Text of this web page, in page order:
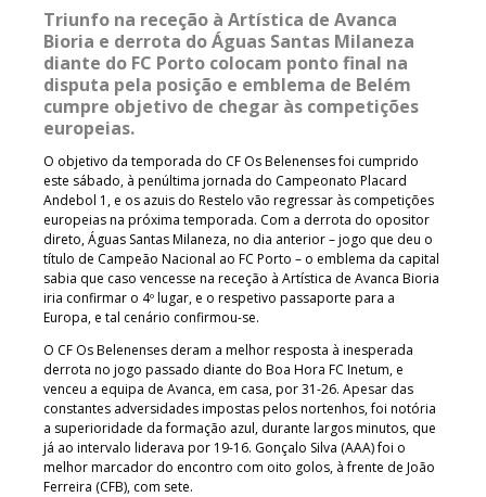
Triunfo na receção à Artística de Avanca
Bioria e derrota do Águas Santas Milaneza
diante do FC Porto colocam ponto final na
disputa pela posição e emblema de Belém
cumpre objetivo de chegar às competições
europeias.
O objetivo da temporada do CF Os Belenenses foi cumprido
este sábado, à penúltima jornada do Campeonato Placard
Andebol 1, e os azuis do Restelo vão regressar às competições
europeias na próxima temporada. Com a derrota do opositor
direto, Águas Santas Milaneza, no dia anterior – jogo que deu o
título de Campeão Nacional ao FC Porto – o emblema da capital
sabia que caso vencesse na receção à Artística de Avanca Bioria
iria confirmar o 4º lugar, e o respetivo passaporte para a
Europa, e tal cenário confirmou-se.
O CF Os Belenenses deram a melhor resposta à inesperada
derrota no jogo passado diante do Boa Hora FC Inetum, e
venceu a equipa de Avanca, em casa, por 31-26. Apesar das
constantes adversidades impostas pelos nortenhos, foi notória
a superioridade da formação azul, durante largos minutos, que
já ao intervalo liderava por 19-16. Gonçalo Silva (AAA) foi o
melhor marcador do encontro com oito golos, à frente de João
Ferreira (CFB), com sete.